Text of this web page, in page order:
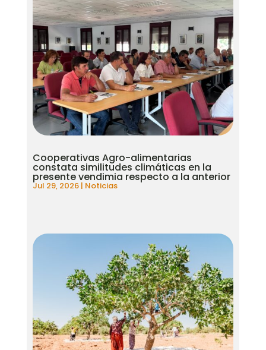
Cooperativas Agro-alimentarias
constata similitudes climáticas en la
presente vendimia respecto a la anterior
Jul 29, 2026| Noticias